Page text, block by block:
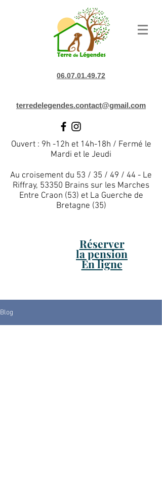
06.07.01.49.72
terredelegendes.contact@gmail.com
Ouvert : 9h -12h et 14h-18h / Fermé le
Mardi et le Jeudi
Au croisement du 53 / 35 / 49 / 44 - Le
Riffray, 53350 Brains sur les Marches
Entre Craon (53) et La Guerche de
Bretagne (35)
Réserver
la pension
En ligne
Blog